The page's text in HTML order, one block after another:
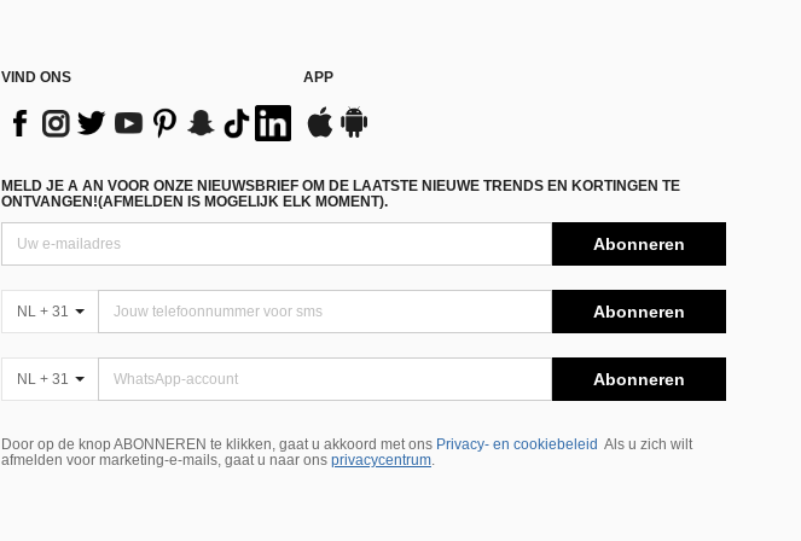
VIND ONS APP
MELD JE A AN VOOR ONZE NIEUWSBRIEF OM DE LAATSTE NIEUWE TRENDS EN KORTINGEN TE
ONTVANGEN!(AFMELDEN IS MOGELIJK ELK MOMENT).
Abonneren
NL + 31 Abonneren
NL + 31 Abonneren
Door op de knop ABONNEREN te klikken, gaat u akkoord met ons Privacy- en cookiebeleid Als u zich wilt
afmelden voor marketing-e-mails, gaat u naar ons privacycentrum.